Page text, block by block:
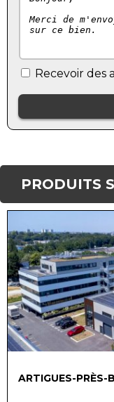
Recevoir des
PRODUITS
ARTIGUES-PRÈS-